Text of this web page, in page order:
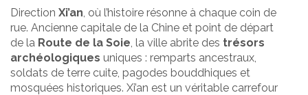
Direction Xi’an , où l’histoire résonne à chaque coin de
rue. Ancienne capitale de la Chine et point de départ
de la Route de la Soie , la ville abrite des trésors
archéologiques uniques : remparts ancestraux,
soldats de terre cuite, pagodes bouddhiques et
mosquées historiques. Xi’an est un véritable carrefour